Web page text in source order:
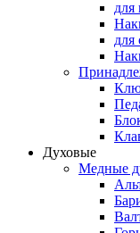
для
для
Духовые
Медные